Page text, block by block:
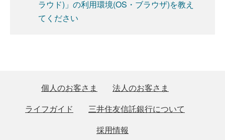
ラウド)」の利用環境(OS・ブラウザ)を教え
てください
個人のお客さま
法人のお客さま
ライフガイド
三井住友信託銀行について
採用情報